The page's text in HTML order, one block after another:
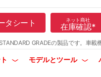
タシート ネット商社
在庫確認*
GRADEの製品です。 車載
モデルとツール